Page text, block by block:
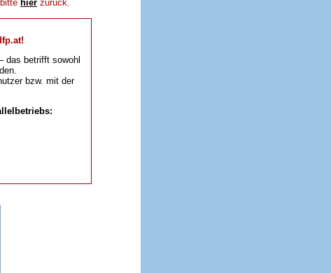
hier zurück.
das betrifft sowohl
bzw. mit der